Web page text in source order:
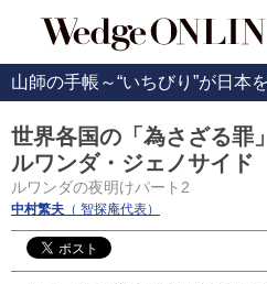
山師の手帳～“いちびり”が日本
世界各国の「為さざる罪」
ルワンダ・ジェノサイド
ルワンダの夜明けパート2
中村繁夫 （ 智探庵代表）